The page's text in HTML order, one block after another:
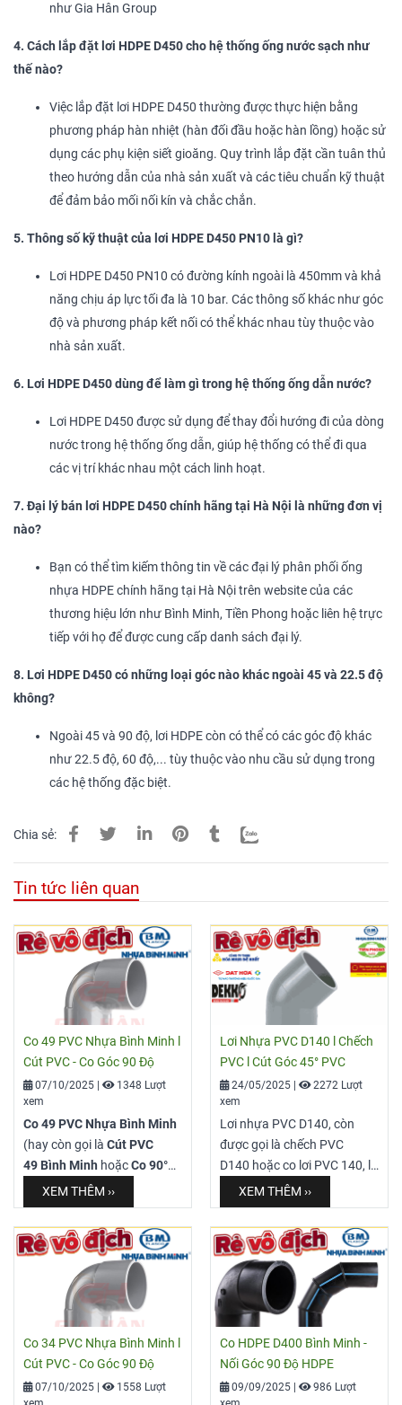
như Gia Hân Group
4. Cách lắp đặt lơi HDPE D450 cho hệ thống ống nước sạch như
thế nào?
Việc lắp đặt lơi HDPE D450 thường được thực hiện bằng
phương pháp hàn nhiệt (hàn đối đầu hoặc hàn lồng) hoặc sử
dụng các phụ kiện siết gioăng. Quy trình lắp đặt cần tuân thủ
theo hướng dẫn của nhà sản xuất và các tiêu chuẩn kỹ thuật
để đảm bảo mối nối kín và chắc chắn.
5. Thông số kỹ thuật của lơi HDPE D450 PN10 là gì?
Lơi HDPE D450 PN10 có đường kính ngoài là 450mm và khả
năng chịu áp lực tối đa là 10 bar. Các thông số khác như góc
độ và phương pháp kết nối có thể khác nhau tùy thuộc vào
nhà sản xuất.
6. Lơi HDPE D450 dùng để làm gì trong hệ thống ống dẫn nước?
Lơi HDPE D450 được sử dụng để thay đổi hướng đi của dòng
nước trong hệ thống ống dẫn, giúp hệ thống có thể đi qua
các vị trí khác nhau một cách linh hoạt.
7. Đại lý bán lơi HDPE D450 chính hãng tại Hà Nội là những đơn vị
nào?
Bạn có thể tìm kiếm thông tin về các đại lý phân phối ống
nhựa HDPE chính hãng tại Hà Nội trên website của các
thương hiệu lớn như Bình Minh, Tiền Phong hoặc liên hệ trực
tiếp với họ để được cung cấp danh sách đại lý.
8. Lơi HDPE D450 có những loại góc nào khác ngoài 45 và 22.5 độ
không?
Ngoài 45 và 90 độ, lơi HDPE còn có thể có các góc độ khác
như 22.5 độ, 60 độ,... tùy thuộc vào nhu cầu sử dụng trong
các hệ thống đặc biệt.
Chia sẻ:
Tin tức liên quan
Co 49 PVC Nhựa Bình Minh l
Cút PVC - Co Góc 90 Độ
07/10/2025
1348 Lượt
xem
Co 49 PVC Nhựa Bình Minh
(hay còn gọi là Cút PVC
49 Bình Minh hoặcCo 90°
Φ49 Bình Minh
trong những phụ kiện quan
trọng và được sử dụng rộng
rãi nhất trong các hệ thống
cấp thoát nước sinh hoạt và
công nghiệp. Sản phẩm này
giúp chuyển hướng dòng
chảy một góc90 độcho các
đường ống cóĐường kính
ngoài Φ49 mm(tương
đương với ống danh nghĩa
XEM THÊM ››
Lơi Nhựa PVC D140 l Chếch
PVC l Cút Góc 45° PVC
24/05/2025
2272 Lượt
xem
Lơi nhựa PVC D140, còn
được gọi là chếch PVC
D140 hoặc co lơi PVC 140, là
một loại phụ kiện ống nhựa
có hình dạng uốn cong một
góc nhất định (thường là 45
độ), được sử dụng để
chuyển hướng dòng chảy
trong hệ thống đường ống.
"D140" chỉ đường kính danh
nghĩa của ống mà lơi này
được thiết kế để kết nối, tức
là 140mm.
XEM THÊM ››
Co 34 PVC Nhựa Bình Minh l
Cút PVC - Co Góc 90 Độ
07/10/2025 |
1558 Lượt
Co HDPE D400 Bình Minh -
Nối Góc 90 Độ HDPE
09/09/2025 |
986 Lượt